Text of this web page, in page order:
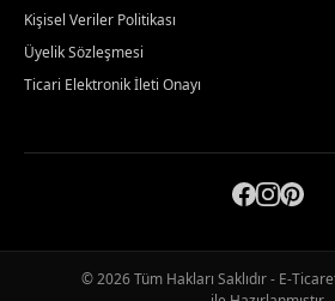
Kişisel Veriler Politikası
Üyelik Sözleşmesi
Ticari Elektronik İleti Onayı
© 2026 Tüm Hakları Saklıdır - E-